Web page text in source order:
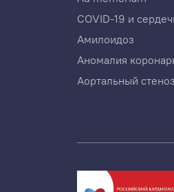
COVID-19 и
Амилоидоз
Аномалия
Аортальный стеноз